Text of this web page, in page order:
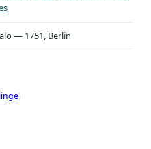
— 1751, Berlin
)